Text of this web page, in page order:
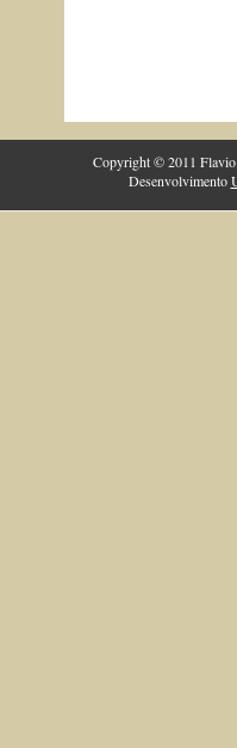
Copyright © 2011 Flavio
Desenvolvimento